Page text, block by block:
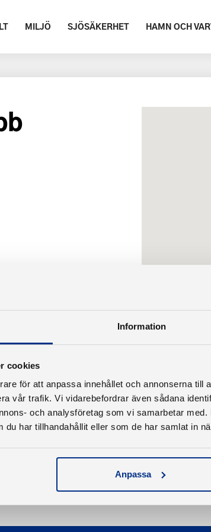
Information
cookies
för att anpassa innehållet och annonserna till
vår trafik. Vi vidarebefordrar även sådana
och analysföretag som vi samarbetar
du har tillhandahållit eller som de har samlat in
Anpassa
MILJÖ SJÖSÄKERHET HAMN OCH